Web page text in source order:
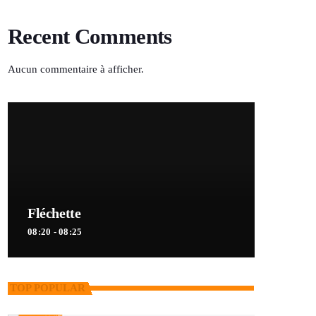
Recent Comments
Aucun commentaire à afficher.
Fléchette
08:20 - 08:25
TOP POPULAR